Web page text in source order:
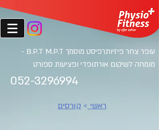
052-3296994
עופר צחר פיזיותרפיסט מוסמ
ך B.P.T M.P.T -
מומחה לשיקום אורתופדי ופציעות ספורט
ראשי > קורסים